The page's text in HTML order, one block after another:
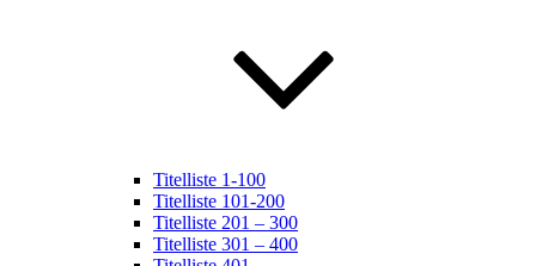
Titelliste 1-100
Titelliste 101-200
Titelliste 201 – 300
Titelliste 301 – 400